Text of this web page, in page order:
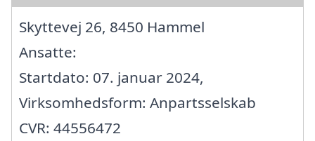
Skyttevej 26, 8450 Hammel
Ansatte:
Startdato: 07. januar 2024,
Virksomhedsform: Anpartsselskab
CVR: 44556472